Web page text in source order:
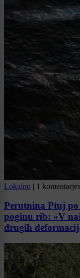
Lokalno | 1
Perutnina Ptuj po
poginu rib: »V
drugih